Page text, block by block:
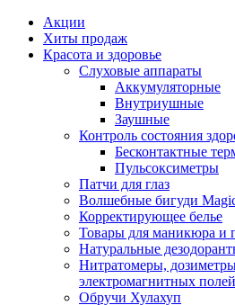
Акции
Хиты продаж
Красота и здоровье
Слуховые аппараты
Аккумуляторные
Внутриушные
Заушные
Контроль состояния
Бесконтактные
Пульсоксиметры
Патчи для глаз
Волшебные бигуди
Корректирующее белье
Товары для маникюра и
Натуральные
Нитратомеры,
электромагнитных полей
Обручи Хулахуп